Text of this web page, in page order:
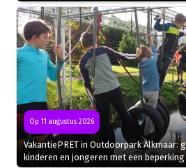
Op 11 augustus 2026
VakantiePRET in Outdoorpark
kinderen en jongeren met een